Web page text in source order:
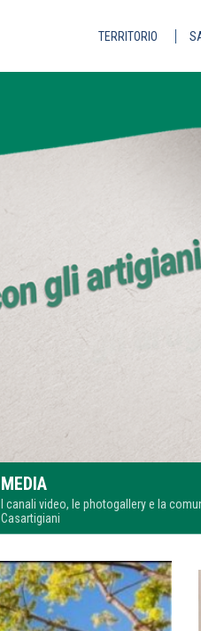
TERRITORIO
MEDIA
I canali video, le photogallery e la
Casartigiani